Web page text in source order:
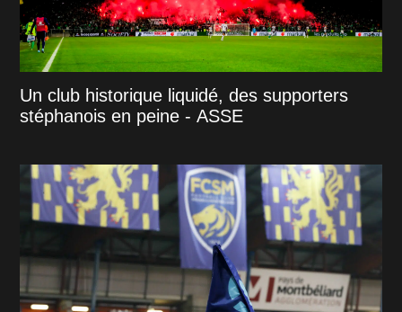
Un club historique liquidé, des supporters
stéphanois en peine - ASSE